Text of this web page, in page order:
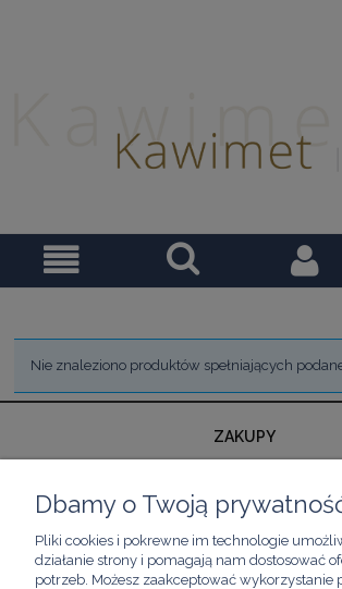
Nie znaleziono produktów spełniających
ZAKUPY
POMOC
MOJE KONTO
Dbamy o Twoją
Pliki cookies i pokrewne im technologie
działanie strony i pomagają nam dostosować
potrzeb. Możesz zaakceptować wykorzystanie